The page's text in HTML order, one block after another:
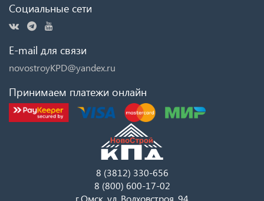
Социальные сети
E-mail для связи
novostroyKPD@yandex.ru
Принимаем платежи онлайн
8 (3812) 330-656
8 (800) 600-17-02
г.Омск, ул. Волховстроя, 94